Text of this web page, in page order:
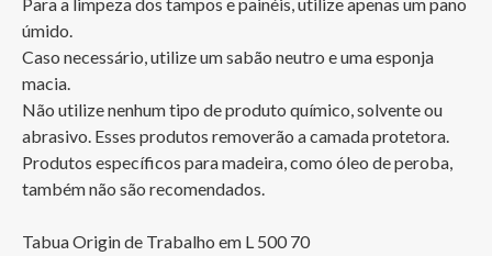
úmido.
Caso necessário, utilize um sabão neutro e uma esponja
macia.
Não utilize nenhum tipo de produto químico, solvente ou
abrasivo. Esses produtos removerão a camada protetora.
Produtos específicos para madeira, como óleo de peroba,
também não são recomendados.
Tabua Origin de Trabalho em L 500 70